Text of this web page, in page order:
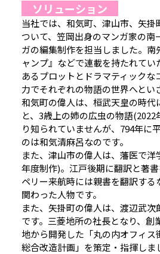
ソリューション
当社では、和気町、津山市、矢掛
ついて、笠岡出身のマンガ家の南
ガの編集制作を担当しました。南
ャンプ』などで連載を持たれてい
あるプロットとドラマティックな
力でそれぞれの物語の世界へとい
和気町の偉人は、桓武天皇の時代
と、3歳上の姉の広虫の物語(2022
り知られていませんが、794年に
のは和気清麻呂なのです。
また、津山市の偉人は、藩医で
年度制作)。江戸後期に翻訳と著書
ペリー来航時には親書を翻訳する
関わった人物です。
また、矢掛町の偉人は、渡辺武次
です。三菱地所の社長となり、創
地から開発した「丸の内オフィ
総合改造計画」を策定・指揮しま